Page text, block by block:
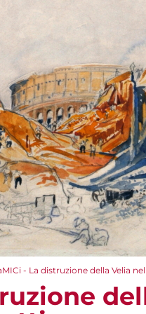
- La distruzione della Velia